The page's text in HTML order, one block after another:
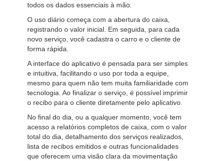
todos os dados essenciais à mão.
O uso diário começa com a abertura do caixa,
registrando o valor inicial. Em seguida, para cada
novo serviço, você cadastra o carro e o cliente de
forma rápida.
A interface do aplicativo é pensada para ser simples
e intuitiva, facilitando o uso por toda a equipe,
mesmo para quem não tem muita familiaridade com
tecnologia. Ao finalizar o serviço, é possível imprimir
o recibo para o cliente diretamente pelo aplicativo.
No final do dia, ou a qualquer momento, você tem
acesso a relatórios completos de caixa, com o valor
total do dia, detalhamento dos serviços realizados,
lista de recibos emitidos e outras funcionalidades
que oferecem uma visão clara da movimentação